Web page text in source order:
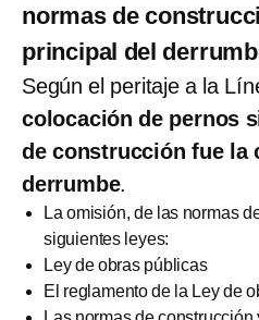
normas de
principal del
Según el peritaje a la
colocación de pernos
de construcción fue la
derrumbe.
La omisión, de las normas
siguientes leyes:
Ley de obras públicas
El reglamento de la Ley de